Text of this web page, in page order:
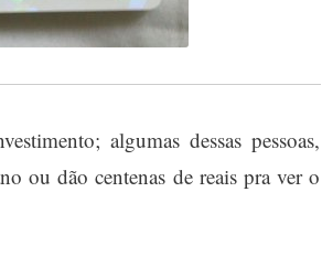
algumas dessas pessoas,
ou dão centenas de reais pra ver o